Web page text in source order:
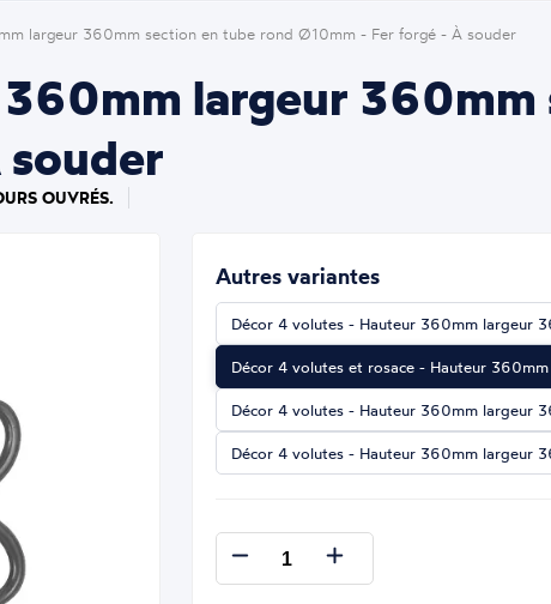
largeur 360mm section en tube rond Ø10mm - Fer forgé - À souder
largeur 360mm
OUVRÉS.
Autres variantes
Décor 4 volutes - Hauteur 360mm largeur
Décor 4 volutes et rosace - Hauteur 360mm
Décor 4 volutes - Hauteur 360mm largeur
Décor 4 volutes - Hauteur 360mm largeur